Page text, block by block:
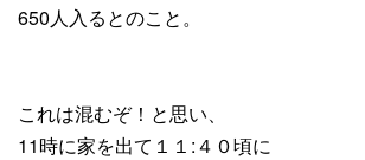
650人入るとのこと。
これは混むぞ！と思い、
11時に家を出て１１:４０頃に